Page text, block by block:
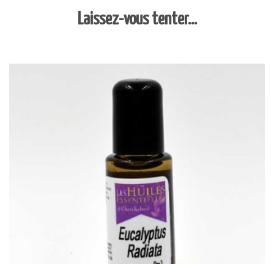
Laissez-vous tenter...